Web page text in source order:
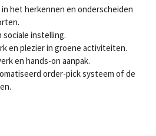
in het herkennen en onderscheiden
instelling.
en plezier in groene activiteiten.
en hands-on aanpak.
order-pick systeem of de